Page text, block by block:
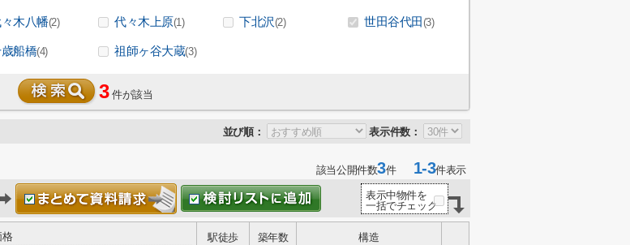
木八幡(2) 代々木上原(1) 下北沢(2) 世田谷代田(3)
船橋(4) 祖師ヶ谷大蔵(3)
3 件が該当
並び順： 表示件数：
該当公開件数3件1-3件表示
表示中物件を
一括でチェック
格
駅徒歩
築年数
構造